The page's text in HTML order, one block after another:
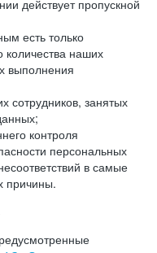
действует пропускной
есть только
наших
выполнения
сотрудников, занятых
контроля
персональных
в самые
причины.